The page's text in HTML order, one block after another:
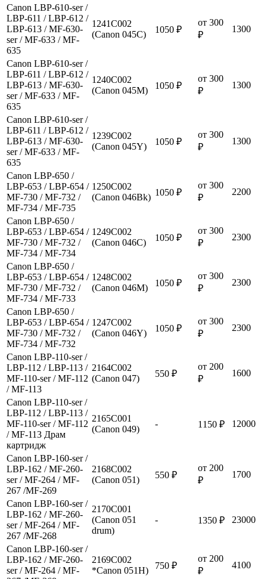
Canon LBP-610-ser /
LBP-611 / LBP-612 /
LBP-613 / MF-630-
ser / MF-633 / MF-
635
1241C002
(Canon 045C)
1050 ₽
от 300
₽
1300
Canon LBP-610-ser /
LBP-611 / LBP-612 /
LBP-613 / MF-630-
ser / MF-633 / MF-
635
1240C002
(Canon 045M)
1050 ₽
от 300
₽
1300
Canon LBP-610-ser /
LBP-611 / LBP-612 /
LBP-613 / MF-630-
ser / MF-633 / MF-
635
1239C002
(Canon 045Y)
1050 ₽
от 300
₽
1300
Canon LBP-650 /
LBP-653 / LBP-654 /
MF-730 / MF-732 /
MF-734 / MF-735
1250C002
(Canon 046Bk) 1050 ₽
от 300
₽
2200
Canon LBP-650 /
LBP-653 / LBP-654 /
MF-730 / MF-732 /
MF-734 / MF-734
1249C002
(Canon 046C)
1050 ₽
от 300
₽
2300
Canon LBP-650 /
LBP-653 / LBP-654 /
MF-730 / MF-732 /
MF-734 / MF-733
1248C002
(Canon 046M)
1050 ₽
от 300
₽
2300
Canon LBP-650 /
LBP-653 / LBP-654 /
MF-730 / MF-732 /
MF-734 / MF-732
1247C002
(Canon 046Y)
1050 ₽
от 300
₽
2300
Canon LBP-110-ser /
LBP-112 / LBP-113 /
MF-110-ser / MF-112
/ MF-113
2164C002
(Canon 047)
550 ₽
от 200
₽
1600
Canon LBP-110-ser /
LBP-112 / LBP-113 /
MF-110-ser / MF-112
/ MF-113 Драм
картридж
2165C001
(Canon 049)
- 1150 ₽ 12000
Canon LBP-160-ser /
LBP-162 / MF-260-
ser / MF-264 / MF-
267 /MF-269
2168C002
(Canon 051)
550 ₽
от 200
₽
1700
Canon LBP-160-ser /
LBP-162 / MF-260-
ser / MF-264 / MF-
267 /MF-268
2170C001
(Canon 051
drum)
- 1350 ₽ 23000
Canon LBP-160-ser /
LBP-162 / MF-260-
ser / MF-264 / MF-
2169C002
*Canon 051H)
750 ₽
от 200
₽
4100